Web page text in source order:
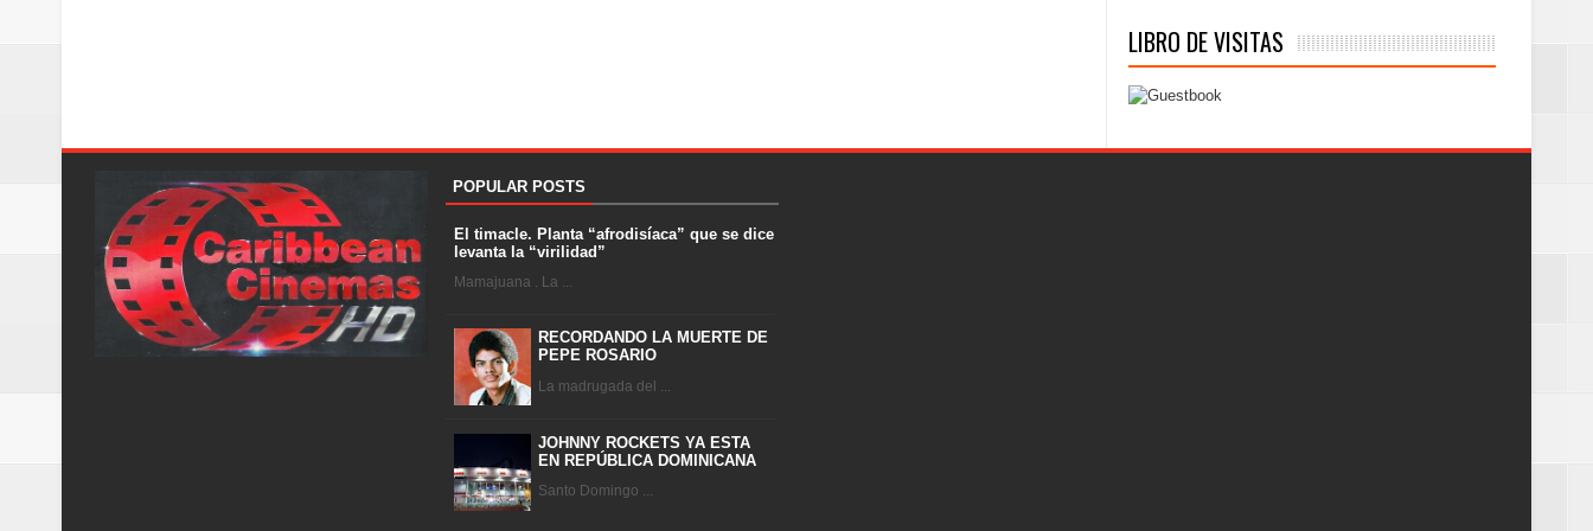
LIBRO DE VISITAS
POPULAR POSTS
El timacle. Planta “afrodisíaca” que se dice
levanta la “virilidad”
Mamajuana . La ...
RECORDANDO LA MUERTE DE
PEPE ROSARIO
La madrugada del ...
JOHNNY ROCKETS YA ESTA
EN REPÚBLICA DOMINICANA
Santo Domingo ...